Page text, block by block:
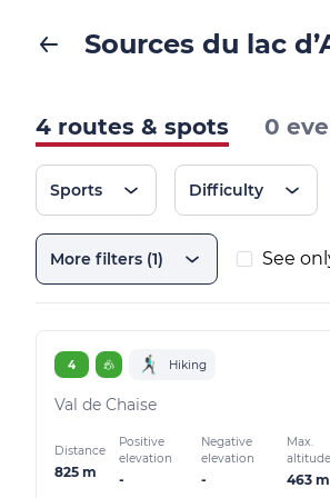
Sources du lac
4 routes & spots 0
Sports Difficulty
More filters (1) See
4 Hiking
Val de Chaise
Distance
825 m
Positive
elevation
-
Negative
elevation
-
Max.
altitude
463 m